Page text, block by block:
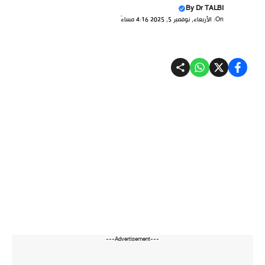
ByDr TALBI
On: الأربعاء, نوفمبر 5, 2025 4:16 مساءً
---Advertisement---